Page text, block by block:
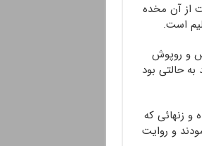
از آن مخده
است.
و روپوش
حالتی بود
و زنهائی که
و روایت